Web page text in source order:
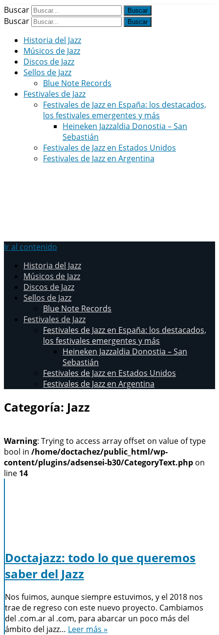
Buscar
Buscar
Historia del Jazz
Músicos de Jazz
Discos de Jazz
Sellos de Jazz
Blue Note Records
Festivales de Jazz
Festivales de Jazz en España: los destacados,
los festivales emergentes y más
Heineken Jazzaldia Donostia – San
Sebastián
Festivales de Jazz en Estados Unidos
Festivales de Jazz en Argentina
Ir al contenido
Historia del Jazz
Músicos de Jazz
Discos de Jazz
Sellos de Jazz
Blue Note Records
Festivales de Jazz
Festivales de Jazz en España: los destacados,
los festivales emergentes y más
Heineken Jazzaldia Donostia – San
Sebastián
Festivales de Jazz en Estados Unidos
Festivales de Jazz en Argentina
Categoría: Jazz
Warning: Trying to access array offset on value of type
bool in /home/doctachez/public_html/wp-
content/plugins/adsensei-b30/CategoryText.php on
line 14
Doctajazz: todo lo que queremos
saber del Jazz
Nos fuimos, aunque siempre estuvimos, y el 2018 nos
trae de regreso con este nuevo proyecto. Cambiamos
del .com.ar al .com, para abarcar un poco más del
ámbito del jazz… Leer más »